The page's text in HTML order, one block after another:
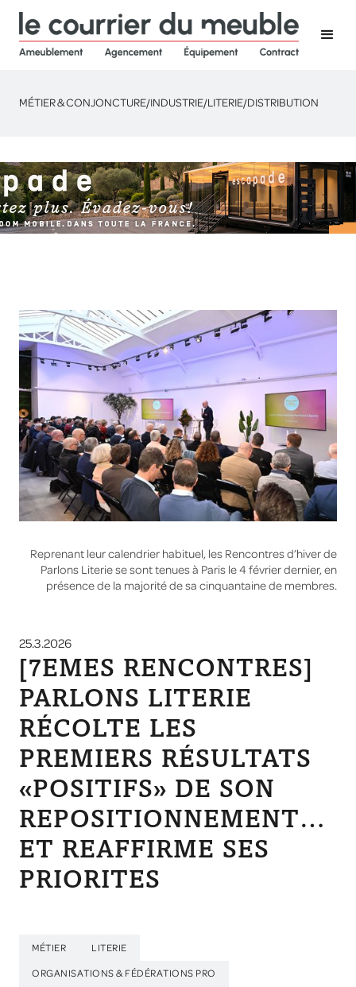
MÉTIER & CONJONCTURE/INDUSTRIE/LITERIE/DISTRIBUTION
Reprenant leur calendrier habituel, les Rencontres d’hiver de
Parlons Literie se sont tenues à Paris le 4 février dernier, en
présence de la majorité de sa cinquantaine de membres.
25.3.2026
[7EMES RENCONTRES]
PARLONS LITERIE
RÉCOLTE LES
PREMIERS RÉSULTATS
«POSITIFS» DE SON
REPOSITIONNEMENT…
ET REAFFIRME SES
PRIORITES
MÉTIER LITERIE
ORGANISATIONS & FÉDÉRATIONS PRO